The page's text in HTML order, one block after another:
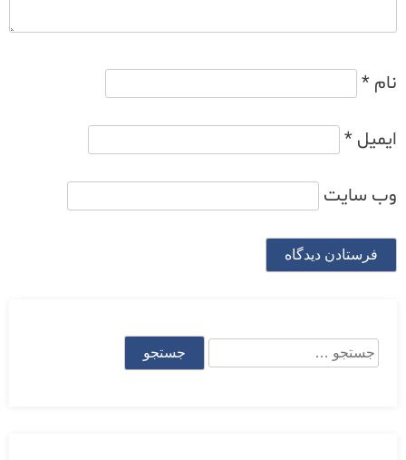
نام *
ایمیل *
وب‌ سایت
جستجو
برای: